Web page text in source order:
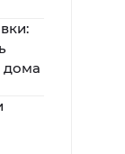
дома